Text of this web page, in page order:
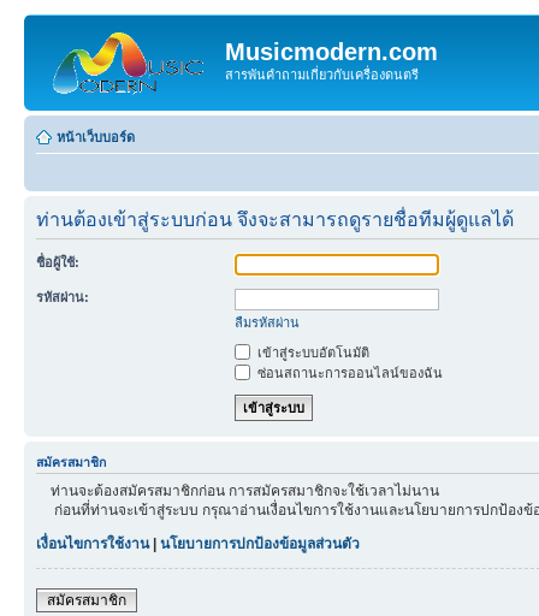
Musicmodern.com
สารพันคำถามเกี่ยวกับเครื่องดนตรี
หน้าเว็บบอร์ด
ท่านต้องเข้าสู่ระบบก่อน จึงจะสามารถดูรายชื่อทีมผู้ดูแลได้
ชื่อผู้ใช้:
รหัสผ่าน:
ลืมรหัสผ่าน
เข้าสู่ระบบอัตโนมัติ
ซ่อนสถานะการออนไลน์ของฉัน
สมัครสมาชิก
ท่านจะต้องสมัครสมาชิกก่อน การสมัครสมาชิกจะใช้เวลาไม่นาน
ก่อนที่ท่านจะเข้าสู่ระบบ กรุณาอ่านเงื่อนไขการใช้งานและนโยบายการปกป้อง
เงื่อนไขการใช้งาน| นโยบายการปกป้องข้อมูลส่วนตัว
สมัครสมาชิก